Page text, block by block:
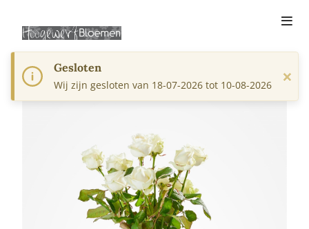
Gesloten
Wij zijn gesloten van 18-07-2026 tot 10-08-2026 ×